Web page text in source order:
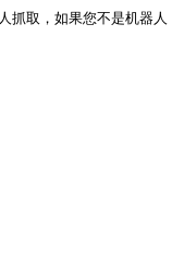
如果您不是机器人，